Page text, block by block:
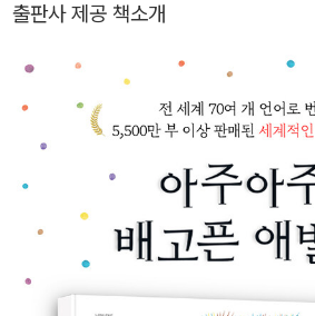
찾으면》, 《참을성 없는 애벌레》, 《심심해》
로 옮겼다.
출판사 제공 책소개